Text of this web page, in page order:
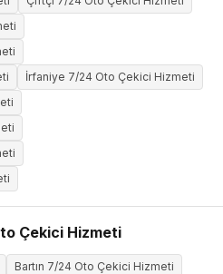
İrfaniye 7/24 Oto Çekici Hizmeti
Çekici Hizmeti
Bartın 7/24 Oto Çekici Hizmeti